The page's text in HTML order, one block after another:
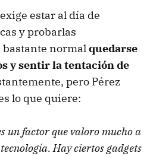
estar al día de
y probarlas
normalquedarse
y sentir la tentación de
pero Pérez
lo que quiere:
un factor que valoro mucho a
Hay ciertos gadgets